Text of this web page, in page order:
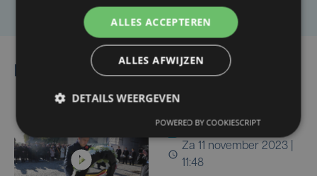
za 11 november 2023 |
11:48
ALLES ACCEPTEREN
ALLES AFWIJZEN
DETAILS WEERGEVEN
POWERED BY COOKIESCRIPT